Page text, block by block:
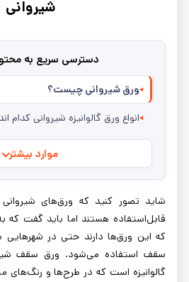
شیروانی
دسترسی سریع به
ورق شیروانی چیست؟
انواع ورق گالوانیزه شیروانی کدام
موارد بیشتر
شاید تصور کنید که ورق‌های
قابل‌استفاده هستند اما باید گفت که
که این ورق‌ها دارند حتی در شهرهایی
سقف استفاده می‌شود. ورق سقف
گالوانیزه است که در طرح‌ها و رنگ‌های